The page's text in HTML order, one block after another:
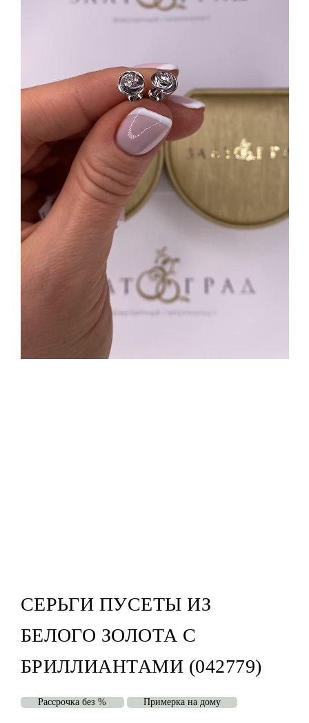
СЕРЬГИ ПУСЕТЫ ИЗ
БЕЛОГО ЗОЛОТА С
БРИЛЛИАНТАМИ (042779)
Рассрочка без % Примерка на дому